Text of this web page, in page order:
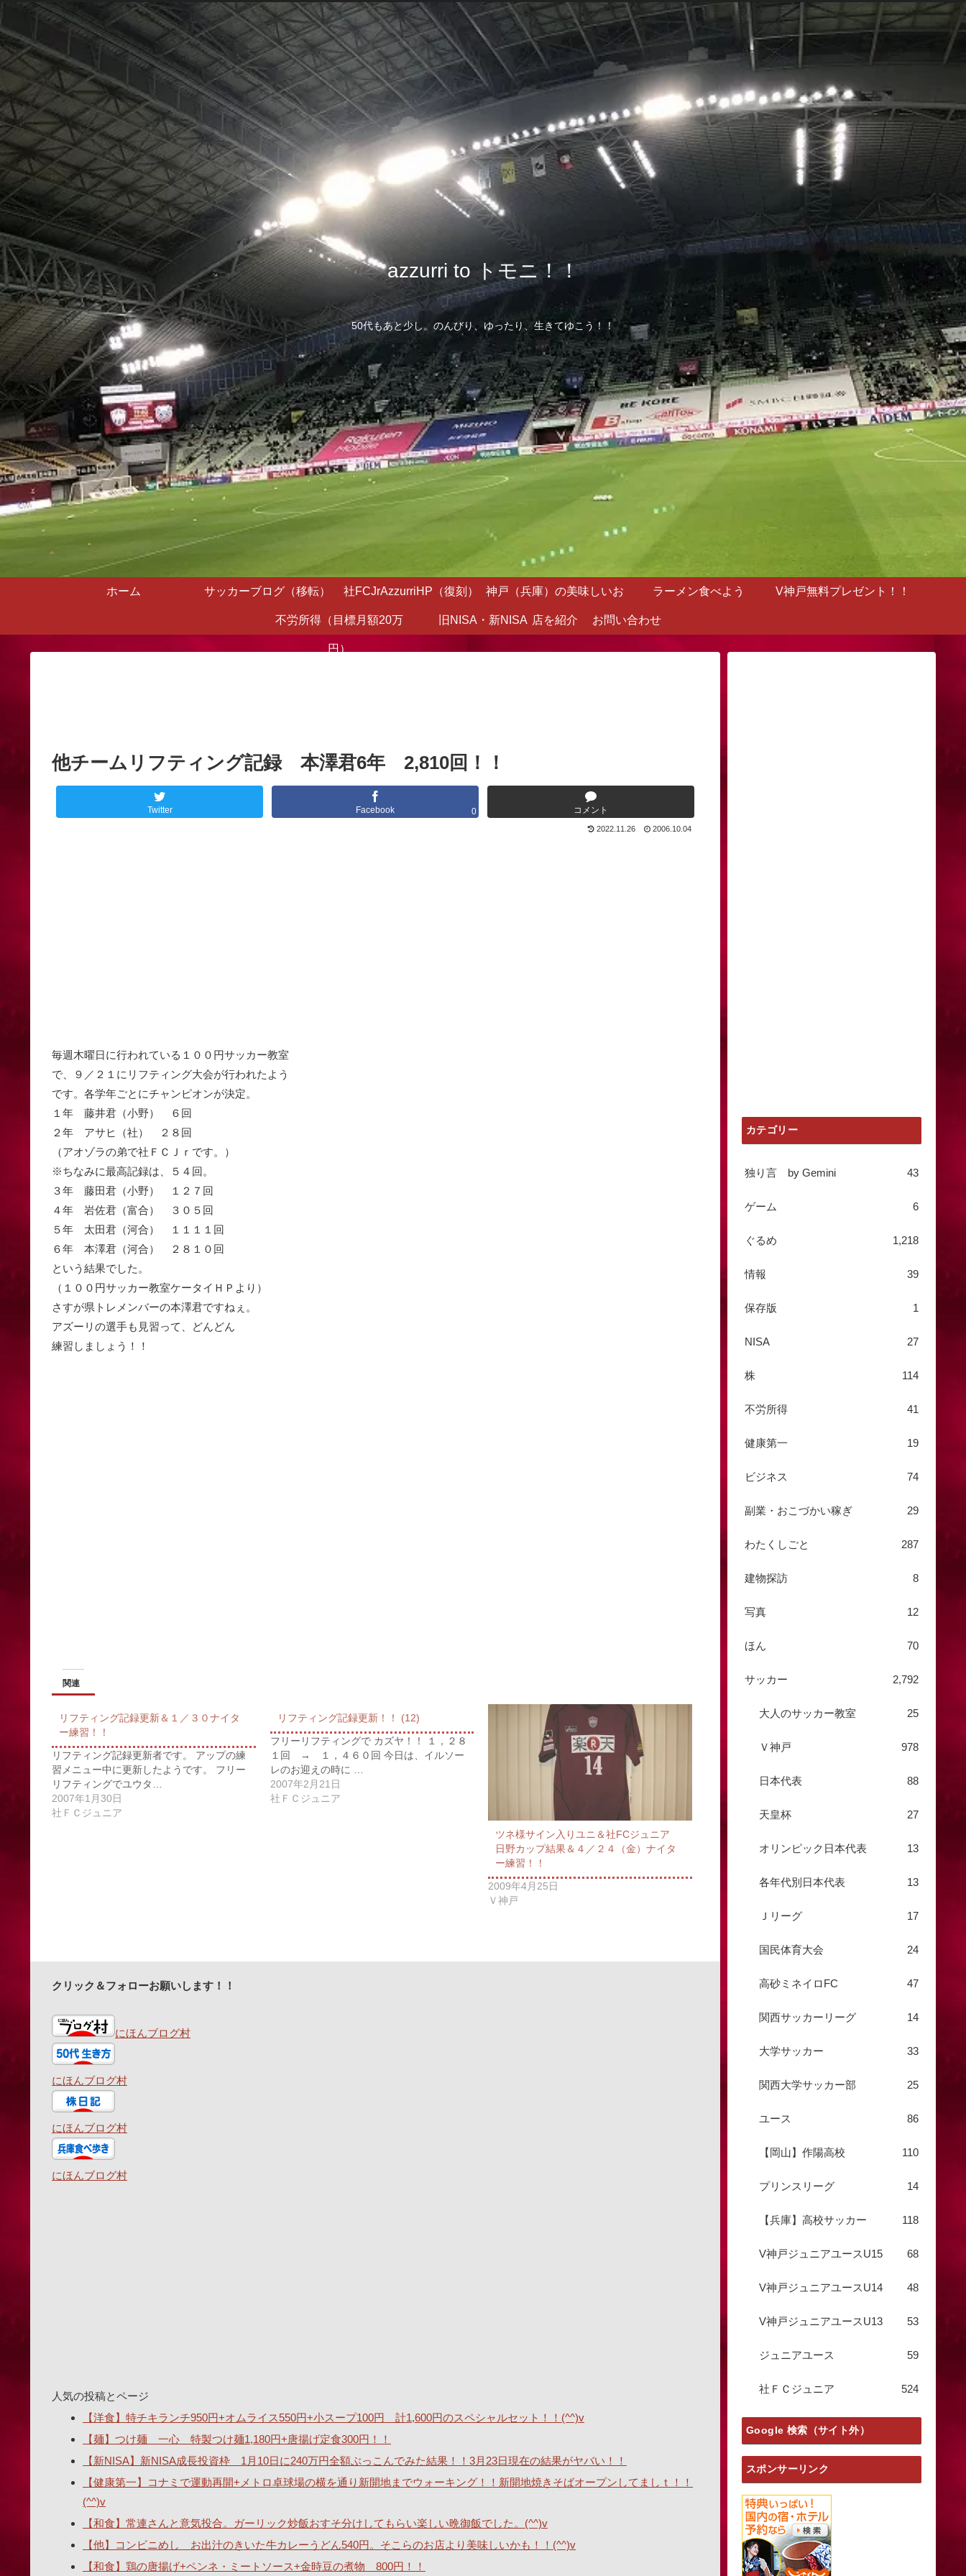
azzurri to トモニ！！
50代もあと少し。のんびり、ゆったり、生きてゆこう！！
ホーム サッカーブログ（移転） 社FCJrAzzurriHP（復刻） 神戸（兵庫）の美味しいお
店を紹介
ラーメン食べよう V神戸無料プレゼント！！
不労所得（目標月額20万
円）
旧NISA・新NISA お問い合わせ
他チームリフティング記録 本澤君6年 2,810回！！
Twitter Facebook 0 コメント
2022.11.26 2006.10.04
毎週木曜日に行われている１００円サッカー教室
で、９／２１にリフティング大会が行われたよう
です。各学年ごとにチャンピオンが決定。
１年 藤井君（小野） ６回
２年 アサヒ（社） ２８回
（アオゾラの弟で社ＦＣＪｒです。）
※ちなみに最高記録は、５４回。
３年 藤田君（小野） １２７回
４年 岩佐君（富合） ３０５回
５年 太田君（河合） １１１１回
６年 本澤君（河合） ２８１０回
という結果でした。
（１００円サッカー教室ケータイＨＰより）
さすが県トレメンバーの本澤君ですねぇ。
アズーリの選手も見習って、どんどん
練習しましょう！！
関連
リフティング記録更新＆１／３０ナイタ
ー練習！！
リフティング記録更新者です。 アップの練
習メニュー中に更新したようです。 フリー
リフティングでユウタ…
2007年1月30日
社ＦＣジュニア
リフティング記録更新！！ (12)
フリーリフティングで カズヤ！！ １，２８
１回 → １，４６０回 今日は、イルソー
レのお迎えの時に …
2007年2月21日
社ＦＣジュニア
ツネ様サイン入りユニ＆社FCジュニア
日野カップ結果＆４／２４（金）ナイタ
ー練習！！
2009年4月25日
Ｖ神戸
クリック＆フォローお願いします！！
にほんブログ村
にほんブログ村
にほんブログ村
にほんブログ村
人気の投稿とページ
【洋食】特チキランチ950円+オムライス550円+小スープ100円 計1,600円のスペシャルセット！！(^^)v
【麺】つけ麺 一心 特製つけ麺1,180円+唐揚げ定食300円！！
【新NISA】新NISA成長投資枠 1月10日に240万円全額ぶっこんでみた結果！！3月23日現在の結果がヤバい！！
【健康第一】コナミで運動再開+メトロ卓球場の横を通り新開地までウォーキング！！新開地焼きそばオープンしてましｔ！！
(^^)v
【和食】常連さんと意気投合。ガーリック炒飯おすそ分けしてもらい楽しい晩御飯でした。(^^)v
【他】コンビニめし お出汁のきいた牛カレーうどん540円。そこらのお店より美味しいかも！！(^^)v
【和食】鶏の唐揚げ+ペンネ・ミートソース+金時豆の煮物 800円！！
カテゴリー
独り言 by Gemini 43
ゲーム 6
ぐるめ 1,218
情報 39
保存版 1
NISA 27
株 114
不労所得 41
健康第一 19
ビジネス 74
副業・おこづかい稼ぎ 29
わたくしごと 287
建物探訪 8
写真 12
ほん 70
サッカー 2,792
大人のサッカー教室 25
Ｖ神戸 978
日本代表 88
天皇杯 27
オリンピック日本代表 13
各年代別日本代表 13
Ｊリーグ 17
国民体育大会 24
高砂ミネイロFC 47
関西サッカーリーグ 14
大学サッカー 33
関西大学サッカー部 25
ユース 86
【岡山】作陽高校 110
プリンスリーグ 14
【兵庫】高校サッカー 118
V神戸ジュニアユースU15 68
V神戸ジュニアユースU14 48
V神戸ジュニアユースU13 53
ジュニアユース 59
社ＦＣジュニア 524
Google 検索（サイト外）
スポンサーリンク